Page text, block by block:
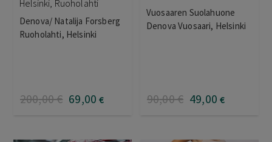
Helsinki, Ruoholahti
Denova/ Natalija Forsberg
Ruoholahti, Helsinki
200,00€ 69,00 €
Vuosaaren Suolahuone
Denova Vuosaari, Helsinki
90,00€ 49,00 €